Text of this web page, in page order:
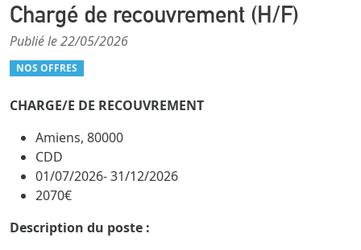
Chargé de recouvrement (H/F)
Publié le 22/05/2026
NOS OFFRES
CHARGE/E DE RECOUVREMENT
Amiens, 80000
CDD
01/07/2026- 31/12/2026
2070€
Description du poste :